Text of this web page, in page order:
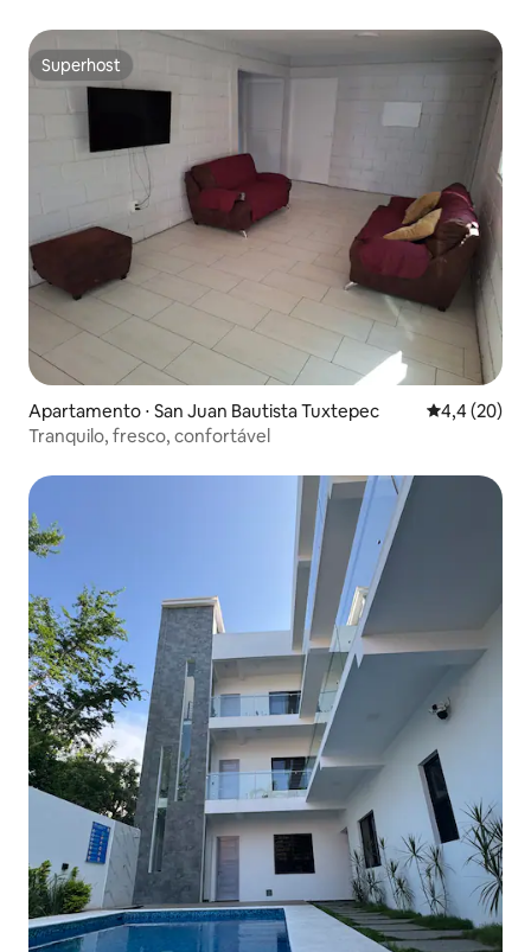
Superhost
Superhost
Apartamento ⋅ San Juan Bautista Tuxtepec 4,4 de uma
4,4 (20)
Tranquilo, fresco, confortável